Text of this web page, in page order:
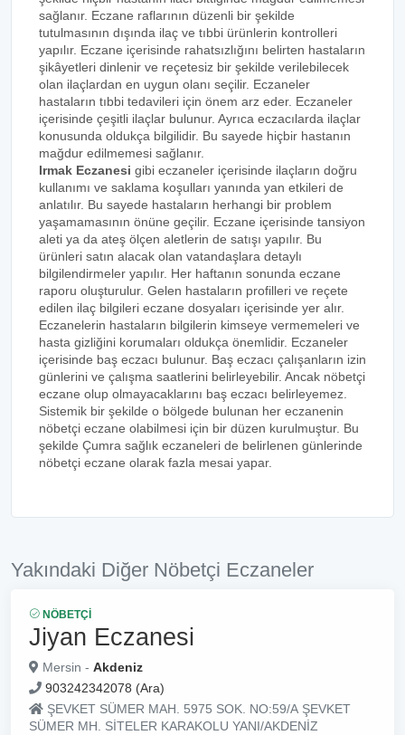
sağlanır. Eczane raflarının düzenli bir şekilde
tutulmasının dışında ilaç ve tıbbi ürünlerin kontrolleri
yapılır. Eczane içerisinde rahatsızlığını belirten hastaların
şikâyetleri dinlenir ve reçetesiz bir şekilde verilebilecek
olan ilaçlardan en uygun olanı seçilir. Eczaneler
hastaların tıbbi tedavileri için önem arz eder. Eczaneler
içerisinde çeşitli ilaçlar bulunur. Ayrıca eczacılarda ilaçlar
konusunda oldukça bilgilidir. Bu sayede hiçbir hastanın
mağdur edilmemesi sağlanır.
Irmak Eczanesi gibi eczaneler içerisinde ilaçların doğru
kullanımı ve saklama koşulları yanında yan etkileri de
anlatılır. Bu sayede hastaların herhangi bir problem
yaşamamasının önüne geçilir. Eczane içerisinde tansiyon
aleti ya da ateş ölçen aletlerin de satışı yapılır. Bu
ürünleri satın alacak olan vatandaşlara detaylı
bilgilendirmeler yapılır. Her haftanın sonunda eczane
raporu oluşturulur. Gelen hastaların profilleri ve reçete
edilen ilaç bilgileri eczane dosyaları içerisinde yer alır.
Eczanelerin hastaların bilgilerin kimseye vermemeleri ve
hasta gizliğini korumaları oldukça önemlidir. Eczaneler
içerisinde baş eczacı bulunur. Baş eczacı çalışanların izin
günlerini ve çalışma saatlerini belirleyebilir. Ancak nöbetçi
eczane olup olmayacaklarını baş eczacı belirleyemez.
Sistemik bir şekilde o bölgede bulunan her eczanenin
nöbetçi eczane olabilmesi için bir düzen kurulmuştur. Bu
şekilde Çumra sağlık eczaneleri de belirlenen günlerinde
nöbetçi eczane olarak fazla mesai yapar.
Yakındaki Diğer Nöbetçi Eczaneler
NÖBETÇI
Jiyan Eczanesi
Mersin - Akdeniz
903242342078 (Ara)
ŞEVKET SÜMER MAH. 5975 SOK. NO:59/A ŞEVKET
SÜMER MH. SİTELER KARAKOLU YANI/AKDENİZ